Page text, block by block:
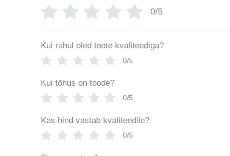
0/5
Kui rahul oled toote kvaliteediga?
0/5
Kui tõhus on toode?
0/5
Kas hind vastab kvaliteedile?
0/5